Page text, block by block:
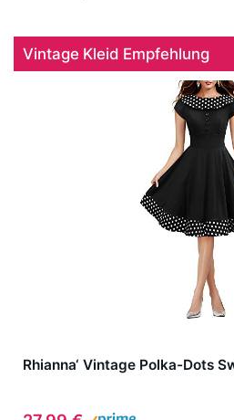
Vintage Kleid Empfehlung
Rhianna‘ Vintage Polka-Dots